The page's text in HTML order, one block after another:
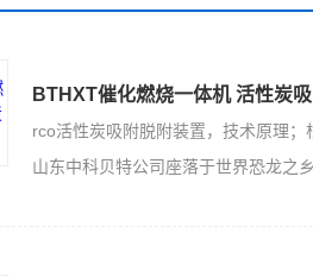
BTHXT催化燃烧一体机 活性炭
山东中科贝特公司座落于世界恐龙之乡的山东诸城，是一家集科技开发、生产